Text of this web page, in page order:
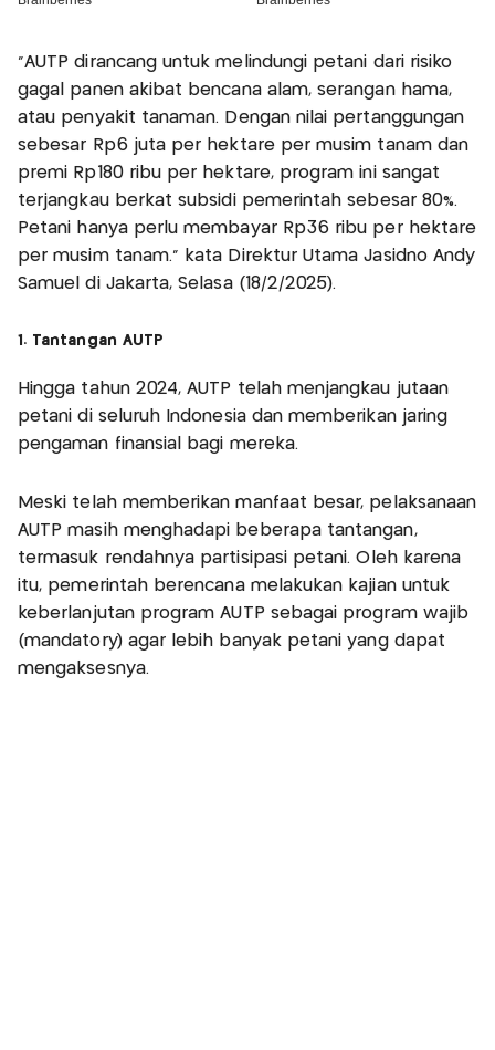
“AUTP dirancang untuk melindungi petani dari risiko
gagal panen akibat bencana alam, serangan hama,
atau penyakit tanaman. Dengan nilai pertanggungan
sebesar Rp6 juta per hektare per musim tanam dan
premi Rp180 ribu per hektare, program ini sangat
terjangkau berkat subsidi pemerintah sebesar 80%.
Petani hanya perlu membayar Rp36 ribu per hektare
per musim tanam.” kata Direktur Utama Jasidno Andy
Samuel di Jakarta, Selasa (18/2/2025).
1. Tantangan AUTP
Hingga tahun 2024, AUTP telah menjangkau jutaan
petani di seluruh Indonesia dan memberikan jaring
pengaman finansial bagi mereka.
Meski telah memberikan manfaat besar, pelaksanaan
AUTP masih menghadapi beberapa tantangan,
termasuk rendahnya partisipasi petani. Oleh karena
itu, pemerintah berencana melakukan kajian untuk
keberlanjutan program AUTP sebagai program wajib
(mandatory) agar lebih banyak petani yang dapat
mengaksesnya.